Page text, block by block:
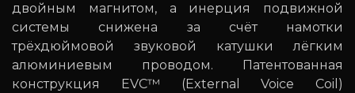
двойным магнитом, а инерция подвижной
системы снижена за счёт намотки
трёхдюймовой звуковой катушки лёгким
алюминиевым проводом. Патентованная
конструкция EVC™ (External Voice Coil)